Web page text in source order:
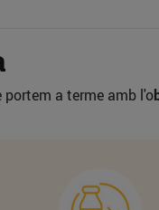
a terme amb l'o